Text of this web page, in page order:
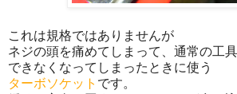
これは規格ではありませんが
ネジの頭を痛めてしまって、通常の工
できなくなってしまったときに使う
ターボソケット です。